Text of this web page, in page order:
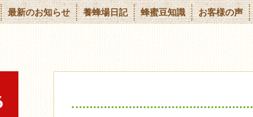
最新のお知らせ 養蜂場日記 蜂蜜豆知識 お客様の声